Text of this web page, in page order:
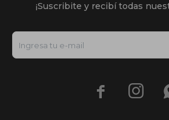
¡Suscribite y recibí todas
 